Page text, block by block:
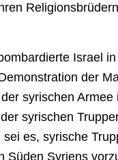
Israel
der
syrischen Armee
syrischen
sei es, syrische
Süden Syriens